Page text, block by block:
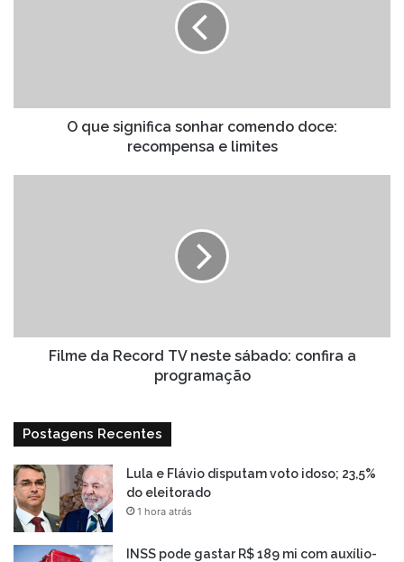
limites
O que significa sonhar comendo doce:
recompensa e limites
programação
Filme da Record TV neste sábado: confira a
programação
Postagens Recentes
Lula e Flávio disputam voto idoso; 23,5%
do eleitorado
1 hora atrás
INSS pode gastar R$ 189 mi com auxílio-